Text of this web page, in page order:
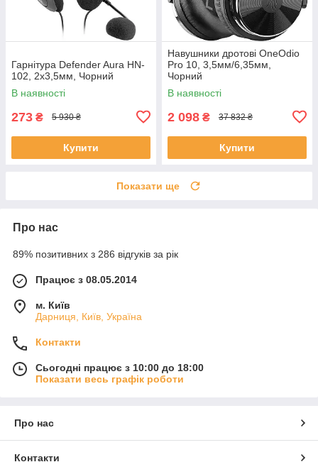
Гарнітура Defender Aura HN-
102, 2х3,5мм, Чорний
В наявності
273 ₴ 5 930 ₴
Купити
Навушники дротові OneOdio
Pro 10, 3,5мм/6,35мм,
Чорний
В наявності
2 098 ₴ 37 832 ₴
Купити
Показати ще
Про нас
89% позитивних з 286 відгуків за рік
Працює з 08.05.2014
м. Київ
Дарниця, Київ, Україна
Контакти
Сьогодні працює з 10:00 до 18:00
Показати весь графік роботи
Про нас
Контакти